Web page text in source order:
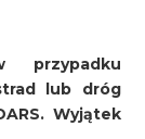
przypadku
lub dróg
Wyjątek